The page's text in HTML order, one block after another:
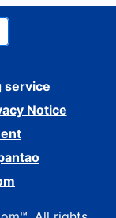
service
Notice